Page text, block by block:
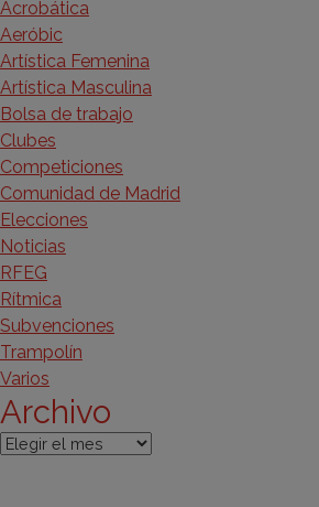
Acrobática
Aeróbic
Artística Femenina
Artística Masculina
Bolsa de trabajo
Clubes
Competiciones
Comunidad de Madrid
Elecciones
Noticias
RFEG
Rítmica
Subvenciones
Trampolín
Varios
Archivo
Archivo